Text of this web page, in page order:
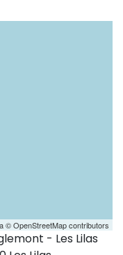
© OpenStreetMap contributors
- Les Lilas